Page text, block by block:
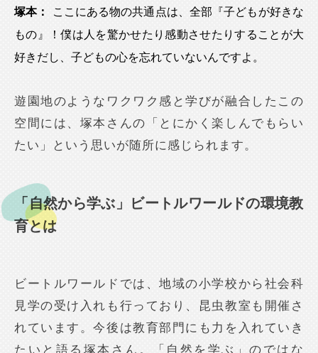
塚本：
ここにある物の共通点は、全部『子どもが好きな
もの』！僕は人を驚かせたり感動させたりすることが大
好きだし、子どもの心を忘れていないんですよ。
遊園地のようなワクワク感と学びが融合したこの
空間には、塚本さんの「とにかく楽しんでもらい
たい」という思いが随所に感じられます。
「自然から学ぶ」ビートルワールドの環境教
育とは
ビートルワールドでは、地域の小学校から社会科
見学の受け入れも行っており、昆虫教室も開催さ
れています。今後は教育部門にも力を入れていき
たいと語る塚本さん。「自然を学ぶ」のではな